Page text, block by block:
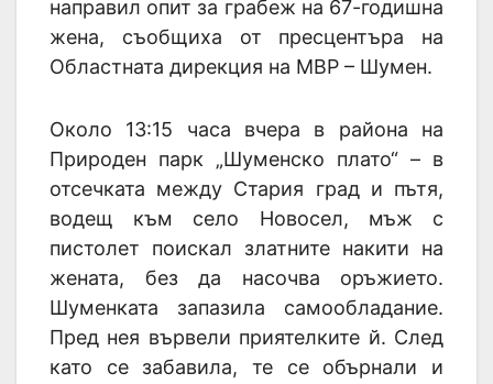
направил опит за грабеж на 67-годишна
жена, съобщиха от пресцентъра на
Областната дирекция на МВР – Шумен.
Около 13:15 часа вчера в района на
Природен парк „Шуменско плато“ – в
отсечката между Стария град и пътя,
водещ към село Новосел, мъж с
пистолет поискал златните накити на
жената, без да насочва оръжието.
Шуменката запазила самообладание.
Пред нея вървели приятелките й. След
като се забавила, те се обърнали и